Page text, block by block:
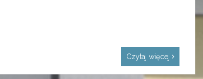
Czytaj więcej